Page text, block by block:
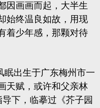
因画画而起，大半生
始终温良如故，用现
着少年感，那颗对待
出生于广东梅州市一
天赋，或许和父亲林
下，临摹过《芥子园